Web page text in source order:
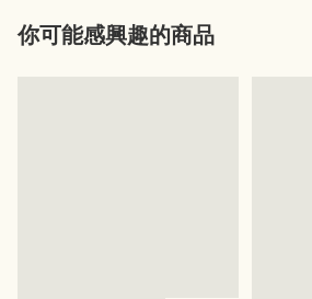
你可能感興趣的商品